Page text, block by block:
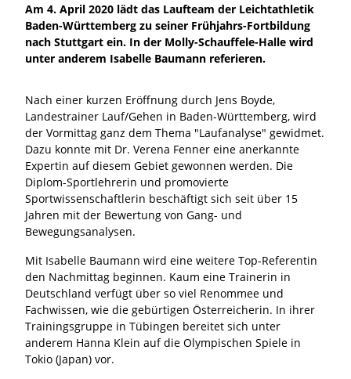
Am 4. April 2020 lädt das Laufteam der Leichtathletik
Baden-Württemberg zu seiner Frühjahrs-Fortbildung
nach Stuttgart ein. In der Molly-Schauffele-Halle wird
unter anderem Isabelle Baumann referieren.
Nach einer kurzen Eröffnung durch Jens Boyde,
Landestrainer Lauf/Gehen in Baden-Württemberg, wird
der Vormittag ganz dem Thema "Laufanalyse" gewidmet.
Dazu konnte mit Dr. Verena Fenner eine anerkannte
Expertin auf diesem Gebiet gewonnen werden. Die
Diplom-Sportlehrerin und promovierte
Sportwissenschaftlerin beschäftigt sich seit über 15
Jahren mit der Bewertung von Gang- und
Bewegungsanalysen.
Mit Isabelle Baumann wird eine weitere Top-Referentin
den Nachmittag beginnen. Kaum eine Trainerin in
Deutschland verfügt über so viel Renommee und
Fachwissen, wie die gebürtigen Österreicherin. In ihrer
Trainingsgruppe in Tübingen bereitet sich unter
anderem Hanna Klein auf die Olympischen Spiele in
Tokio (Japan) vor.